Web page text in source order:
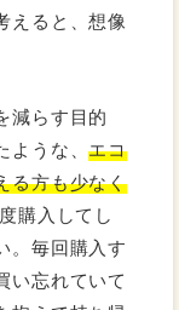
えると、想像
減らす目的
ような、エコ
る方も少なく
購入してし
。毎回購入す
い忘れていて